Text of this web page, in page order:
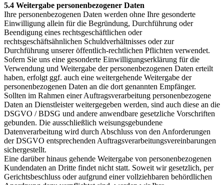
5.4 Weitergabe personenbezogener Daten
Ihre personenbezogenen Daten werden ohne Ihre gesonderte
Einwilligung allein für die Begründung, Durchführung oder
Beendigung eines rechtsgeschäftlichen oder
rechtsgeschäftsähnlichen Schuldverhältnisses oder zur
Durchführung unserer öffentlich-rechtlichen Pflichten verwendet.
Sofern Sie uns eine gesonderte Einwilligungserklärung für die
Verwendung und Weitergabe der personenbezogenen Daten erteilt
haben, erfolgt ggf. auch eine weitergehende Weitergabe der
personenbezogenen Daten an die dort genannten Empfänger.
Sollten im Rahmen einer Auftragsverarbeitung personenbezogene
Daten an Dienstleister weitergegeben werden, sind auch diese an die
DSGVO / BDSG und andere anwendbare gesetzliche Vorschriften
gebunden. Die ausschließlich weisungsgebundene
Datenverarbeitung wird durch Abschluss von den Anforderungen
der DSGVO entsprechenden Auftragsverarbeitungsvereinbarungen
sichergestellt.
Eine darüber hinaus gehende Weitergabe von personenbezogenen
Kundendaten an Dritte findet nicht statt. Soweit wir gesetzlich, per
Gerichtsbeschluss oder aufgrund einer vollziehbaren behördlichen